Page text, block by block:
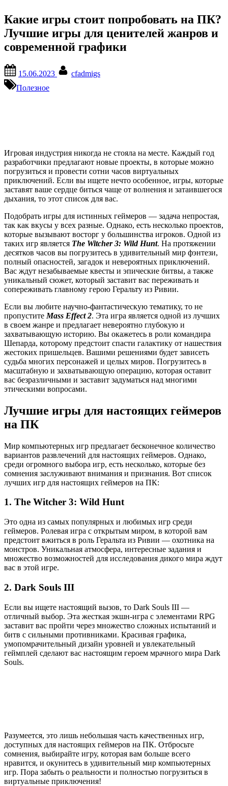
Какие игры стоит попробовать на ПК?
Лучшие игры для ценителей жанров и
современной графики
on
15.06.2023
cfadmigs
Полезное
Игровая индустрия никогда не стояла на месте. Каждый год
разработчики предлагают новые проекты, в которые можно
погрузиться и провести сотни часов виртуальных
приключений. Если вы ищете нечто особенное, игры, которые
заставят ваше сердце биться чаще от волнения и затаившегося
дыхания, то этот список для вас.
Подобрать игры для истинных геймеров — задача непростая,
так как вкусы у всех разные. Однако, есть несколько проектов,
которые вызывают восторг у большинства игроков. Одной из
таких игр является The Witcher 3: Wild Hunt. На протяжении
десятков часов вы погрузитесь в удивительный мир фэнтези,
полный опасностей, загадок и невероятных приключений.
Вас ждут незабываемые квесты и эпические битвы, а также
уникальный сюжет, который заставит вас переживать и
сопереживать главному герою Геральту из Ривии.
Если вы любите научно-фантастическую тематику, то не
пропустите Mass Effect 2. Эта игра является одной из лучших
в своем жанре и предлагает невероятно глубокую и
захватывающую историю. Вы окажетесь в роли командира
Шепарда, которому предстоит спасти галактику от нашествия
жестоких пришельцев. Вашими решениями будет зависеть
судьба многих персонажей и целых миров. Погрузитесь в
масштабную и захватывающую операцию, которая оставит
вас безразличными и заставит задуматься над многими
этическими вопросами.
Лучшие игры для настоящих геймеров
на ПК
Мир компьютерных игр предлагает бесконечное количество
вариантов развлечений для настоящих геймеров. Однако,
среди огромного выбора игр, есть несколько, которые без
сомнения заслуживают внимания и признания. Вот список
лучших игр для настоящих геймеров на ПК:
1. The Witcher 3: Wild Hunt
Это одна из самых популярных и любимых игр среди
геймеров. Ролевая игра с открытым миром, в которой вам
предстоит вжиться в роль Геральта из Ривии — охотника на
монстров. Уникальная атмосфера, интересные задания и
множество возможностей для исследования дикого мира ждут
вас в этой игре.
2. Dark Souls III
Если вы ищете настоящий вызов, то Dark Souls III —
отличный выбор. Эта жесткая экшн-игра с элементами RPG
заставит вас пройти через множество сложных испытаний и
битв с сильными противниками. Красивая графика,
умопомрачительный дизайн уровней и увлекательный
геймплей сделают вас настоящим героем мрачного мира Dark
Souls.
Разумеется, это лишь небольшая часть качественных игр,
доступных для настоящих геймеров на ПК. Отбросьте
сомнения, выбирайте игру, которая вам больше всего
нравится, и окунитесь в удивительный мир компьютерных
игр. Пора забыть о реальности и полностью погрузиться в
виртуальные приключения!